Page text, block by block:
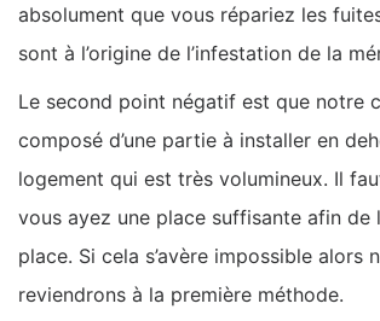
absolument que vous répariez les
sont à l’origine de l’infestation de la
Le second point négatif est que notre
composé d’une partie à installer en
logement qui est très volumineux. Il
vous ayez une place suffisante afin de
place. Si cela s’avère impossible alors
reviendrons à la première méthode.